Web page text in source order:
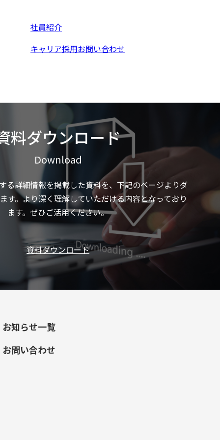
社員紹介
キャリア採用お問い合わせ
料ダウンロード
Download
る詳細情報を掲載した資料を、下記のページよりダ
す。より深く理解していただける内容となっており
ます。ぜひご活用ください。
資料ダウンロード
お知らせ一覧
お問い合わせ